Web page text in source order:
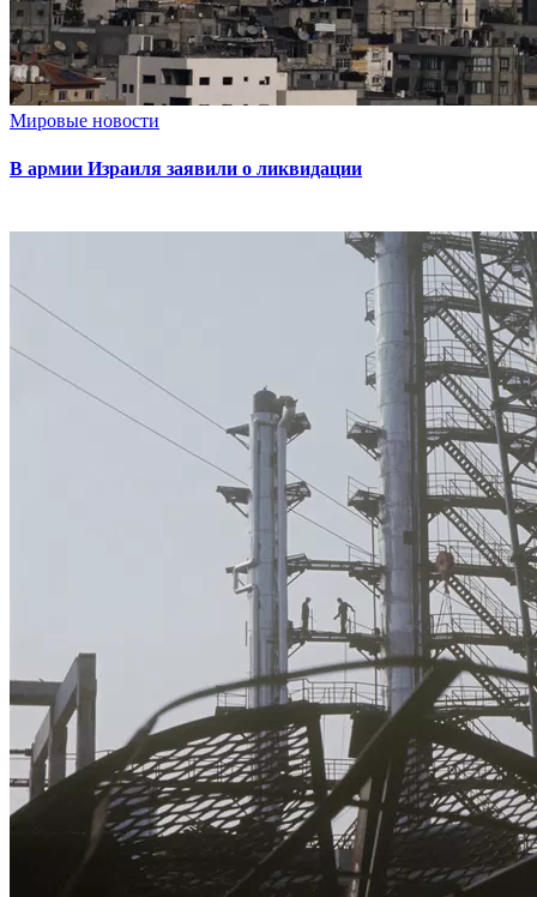
Мировые новости
В армии Израиля заявили о ликвидации